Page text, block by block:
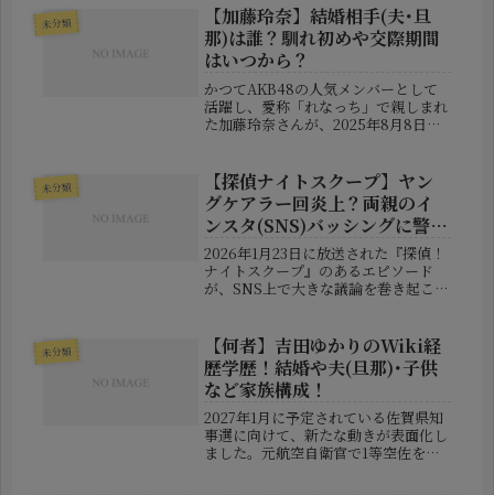
す。その死因は「がん」。彼女は長い
闘病生活を送りながらも、最期...
未分類
【加藤玲奈】結婚相手(夫･旦
那)は誰？馴れ初めや交際期間
はいつから？
かつてAKB48の人気メンバーとして
活躍し、愛称「れなっち」で親しまれ
た加藤玲奈さんが、2025年8月8日に
なり、多くの祝福の声が寄せられてい
ます。この記事では、加藤さん...
未分類
【探偵ナイトスクープ】ヤン
グケアラー回炎上？両親のイ
ンスタ(SNS)バッシングに警
鐘！
2026年1月23日に放送された『探偵！
ナイトスクープ』のあるエピソード
が、SNS上で大きな議論を巻き起こし
紹介されました。その内容は、「6人
兄妹の長男として、自分の代わり...
未分類
【何者】吉田ゆかりのWiki経
歴学歴！結婚や夫(旦那)･子供
など家族構成！
2027年1月に予定されている佐賀県知
事選に向けて、新たな動きが表面化し
ました。元航空自衛官で1等空佐を務